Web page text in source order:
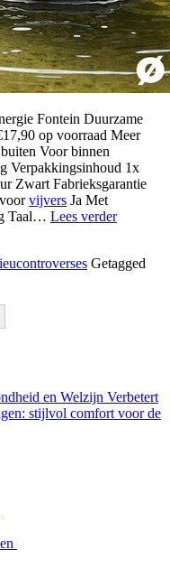
Fontein Duurzame
op voorraad Meer
Voor binnen
Verpakkingsinhoud 1x
Zwart Fabrieksgarantie
vijvers Ja Met
Taal… Lees verder
Getagged
en Welzijn Verbetert
stijlvol comfort voor de